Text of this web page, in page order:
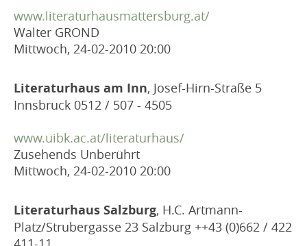
www.literaturhausmattersburg.at/
Walter GROND
Mittwoch, 24-02-2010 20:00
Literaturhaus am Inn, Josef-Hirn-Straße 5
Innsbruck 0512 / 507 - 4505
www.uibk.ac.at/literaturhaus/
Zusehends Unberührt
Mittwoch, 24-02-2010 20:00
Literaturhaus Salzburg, H.C. Artmann-
Platz/Strubergasse 23 Salzburg ++43 (0)662 / 422